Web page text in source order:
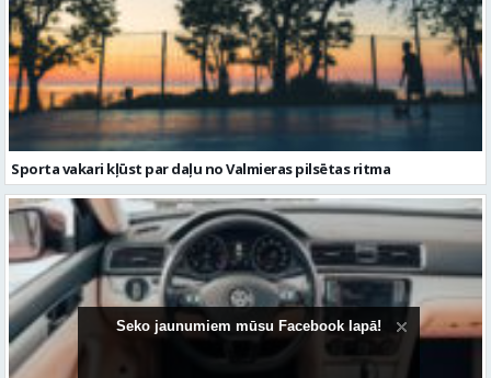
Sporta vakari kļūst par daļu no Valmieras pilsētas ritma
Seko jaunumiem mūsu Facebook lapā!